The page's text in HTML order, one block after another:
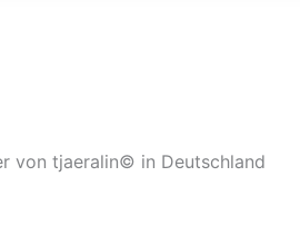
von tjaeralin© in Deutschland